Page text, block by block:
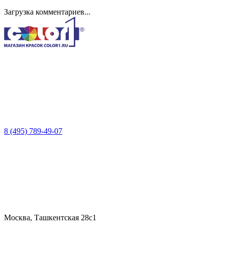
Загрузка комментариев...
8 (495) 789-49-07
Москва, Ташкентская 28с1